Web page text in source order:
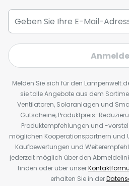
Melden Sie sich für den
sie tolle Angebote aus dem
Ventilatoren, Solaranlagen und
Gutscheine, Produktpreis-
Produktempfehlungen und -
möglichen Kooperationspartnern und
Kaufbewertungen und
jederzeit möglich über den
finden oder über unser
erhalten Sie in der